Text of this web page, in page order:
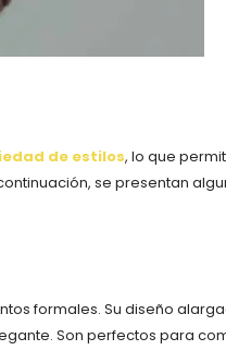
de estilos, lo que
se presentan
formales. Su diseño
Son perfectos para